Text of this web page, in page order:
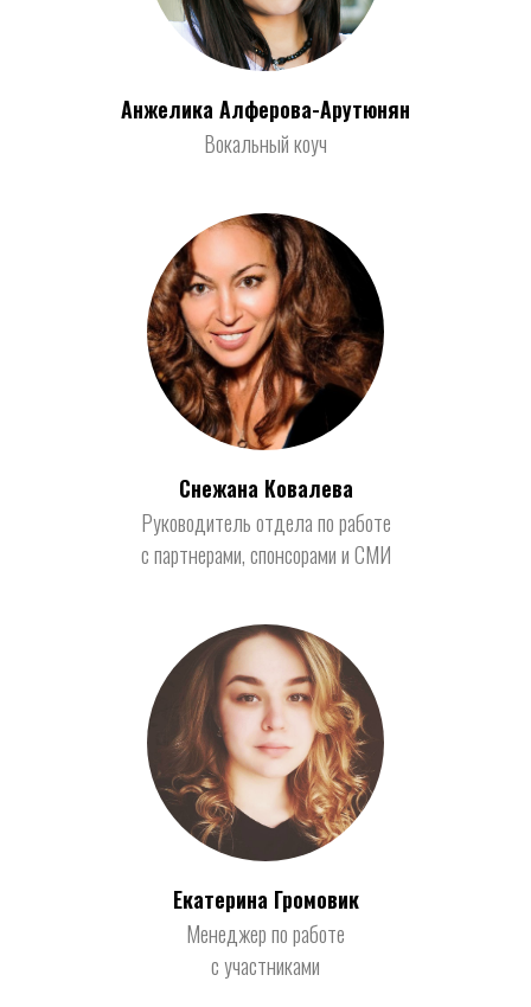
Анжелика Алферова-Арутюнян
Вокальный коуч
Снежана Ковалева
Руководитель отдела по работе
с партнерами, спонсорами и СМИ
Екатерина Громовик
Менеджер по работе
с участниками